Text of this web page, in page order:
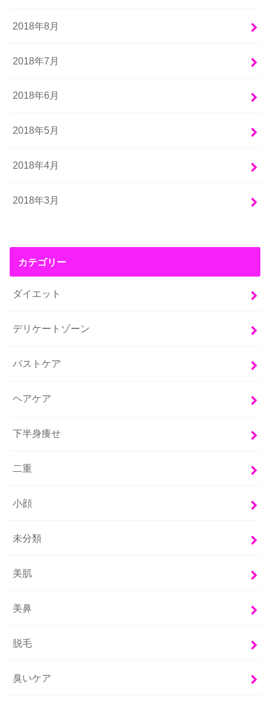
2018年8月
2018年7月
2018年6月
2018年5月
2018年4月
2018年3月
カテゴリー
ダイエット
デリケートゾーン
バストケア
ヘアケア
下半身痩せ
二重
小顔
未分類
美肌
美鼻
脱毛
臭いケア